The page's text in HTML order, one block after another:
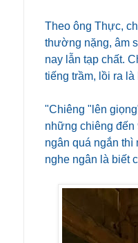
Theo ông Thực,
thường nặng, âm
nay lẫn tạp chất.
tiếng trầm, lồi ra
"Chiêng "lên
những chiêng đến
ngân quá ngắn thì
nghe ngân là biết